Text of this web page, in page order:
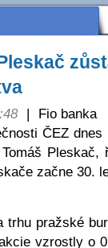
|
Fio banka
ČEZ
začne 30.
trhu pražské
vzrostly o